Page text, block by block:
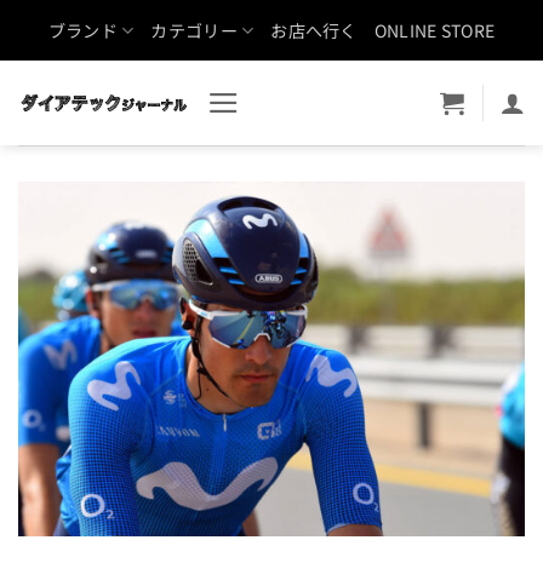
ブランド カテゴリー お店へ行く ONLINE STORE